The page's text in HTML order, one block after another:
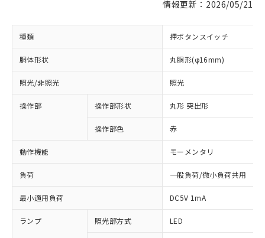
情報更新：2026/05/21
種類 押ボタンスイッチ
胴体形状 丸胴形(φ16mm)
照光/非照光 照光
操作部 操作部形状 丸形 突出形
操作部色 赤
動作機能 モーメンタリ
負荷 一般負荷/微小負荷共用
最小適用負荷 DC5V 1mA
ランプ 照光部方式 LED